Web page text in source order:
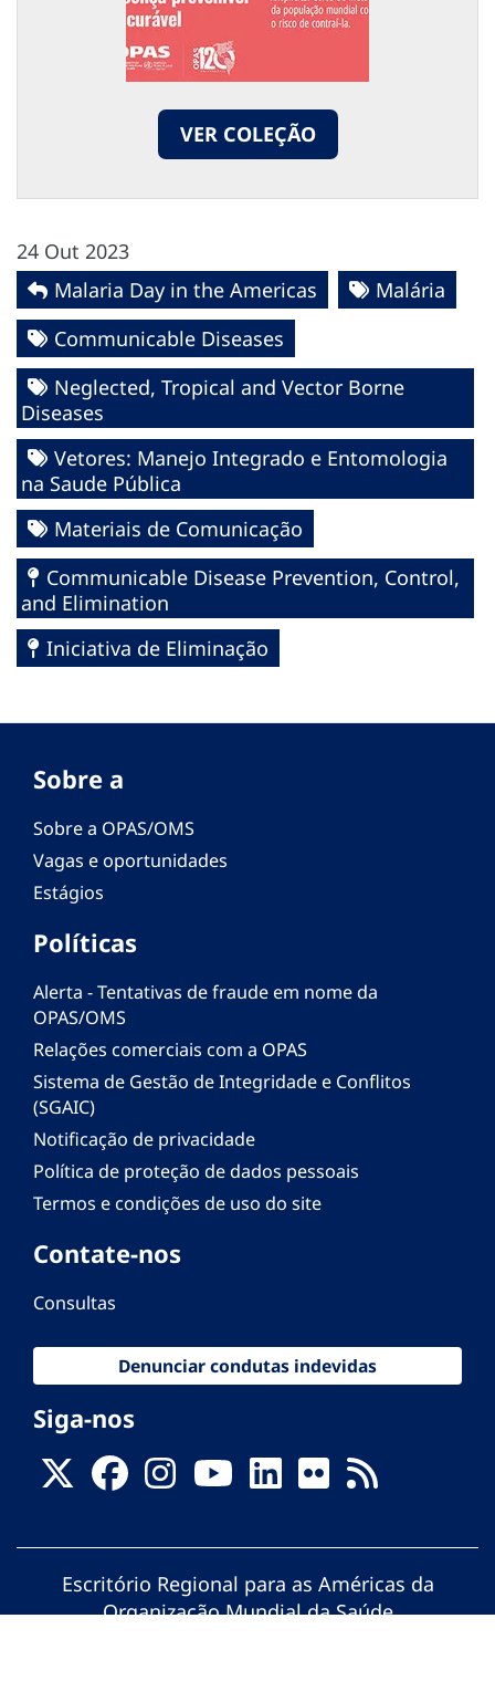
VER COLEÇÃO
24 Out 2023
Malaria Day in the Americas
Malária
Communicable Diseases
Neglected, Tropical and Vector Borne
Diseases
Vetores: Manejo Integrado e Entomologia
na Saude Pública
Materiais de Comunicação
Communicable Disease Prevention, Control,
and Elimination
Iniciativa de Eliminação
Sobre a
Sobre a OPAS/OMS
Vagas e oportunidades
Estágios
Políticas
Alerta - Tentativas de fraude em nome da
OPAS/OMS
Relações comerciais com a OPAS
Sistema de Gestão de Integridade e Conflitos
(SGAIC)
Notificação de privacidade
Política de proteção de dados pessoais
Termos e condições de uso do site
Contate-nos
Consultas
Denunciar condutas indevidas
Siga-nos
Escritório Regional para as Américas da
Organização Mundial da Saúde